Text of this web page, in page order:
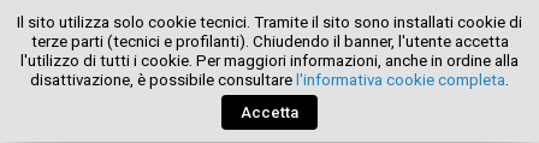
Il sito utilizza solo cookie tecnici. Tramite il sito sono installati cookie di
terze parti (tecnici e profilanti). Chiudendo il banner, l'utente accetta
l'utilizzo di tutti i cookie. Per maggiori informazioni, anche in ordine alla
disattivazione, è possibile consultare l'informativa cookie completa
Accetta